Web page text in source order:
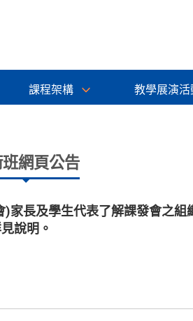
課程架構 教學展演活
網頁公告
家長及學生代表了解課發會之組
說明。